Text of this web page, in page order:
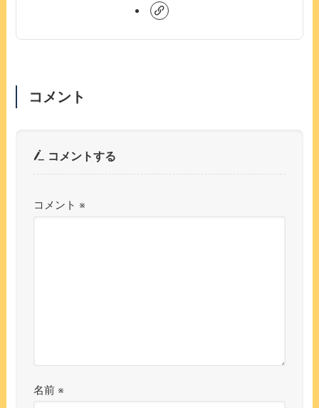
コメント
コメントする
コメント ※
名前 ※